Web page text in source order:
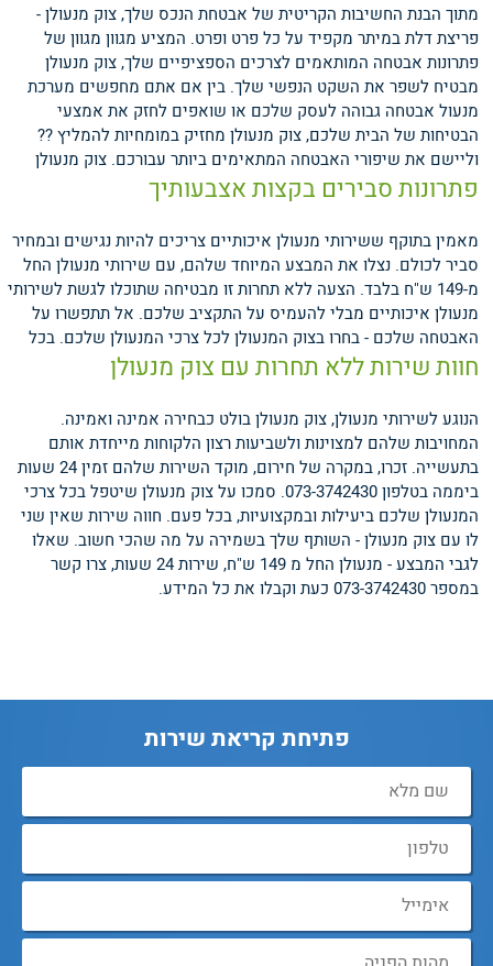
מתוך הבנת החשיבות הקריטית של אבטחת הנכס שלך, צוק מנעולן -
פריצת דלת במיתר מקפיד על כל פרט ופרט. המציע מגוון מגוון של
פתרונות אבטחה המותאמים לצרכים הספציפיים שלך, צוק מנעולן
מבטיח לשפר את השקט הנפשי שלך. בין אם אתם מחפשים מערכת
מנעול אבטחה גבוהה לעסק שלכם או שואפים לחזק את אמצעי
הבטיחות של הבית שלכם, צוק מנעולן מחזיק במומחיות להמליץ ??
וליישם את שיפורי האבטחה המתאימים ביותר עבורכם.
פתרונות סבירים בקצות אצבעותיך
צוק מנעולן
מאמין בתוקף ששירותי מנעולן איכותיים צריכים להיות נגישים ובמחיר
סביר לכולם. נצלו את המבצע המיוחד שלהם, עם שירותי מנעולן החל
מ-149 ש"ח בלבד. הצעה ללא תחרות זו מבטיחה שתוכלו לגשת לשירותי
מנעולן איכותיים מבלי להעמיס על התקציב שלכם. אל תתפשרו על
האבטחה שלכם - בחרו בצוק המנעולן לכל צרכי המנעולן שלכם.
חוות שירות ללא תחרות עם צוק מנעולן
בכל
הנוגע לשירותי מנעולן, צוק מנעולן בולט כבחירה אמינה ואמינה.
המחויבות שלהם למצוינות ולשביעות רצון הלקוחות מייחדת אותם
בתעשייה. זכרו, במקרה של חירום, מוקד השירות שלהם זמין 24 שעות
ביממה בטלפון 073-3742430. סמכו על צוק מנעולן שיטפל בכל צרכי
המנעולן שלכם ביעילות ובמקצועיות, בכל פעם. חווה שירות שאין שני
לו עם צוק מנעולן - השותף שלך בשמירה על מה שהכי חשוב. שאלו
לגבי המבצע - מנעולן החל מ 149 ש"ח, שירות 24 שעות, צרו קשר
במספר 073-3742430 כעת וקבלו את כל המידע.
פתיחת קריאת שירות